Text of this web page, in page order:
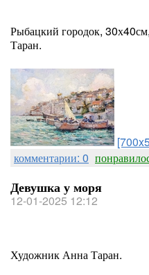
Рыбацкий городок,
Таран.
комментарии: 0
Девушка у моря
12-01-2025 12:12
Художник Анна Таран.